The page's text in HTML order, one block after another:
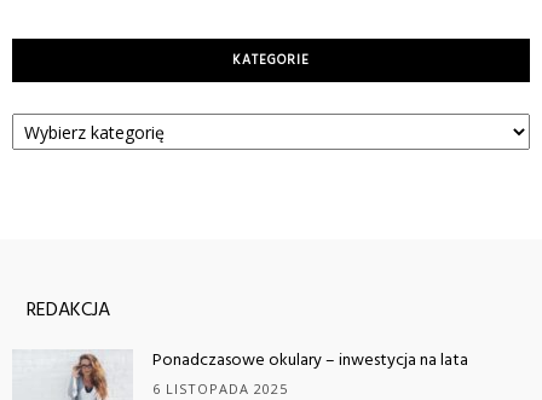
KATEGORIE
Kategorie
REDAKCJA
Ponadczasowe okulary – inwestycja na lata
6 LISTOPADA 2025